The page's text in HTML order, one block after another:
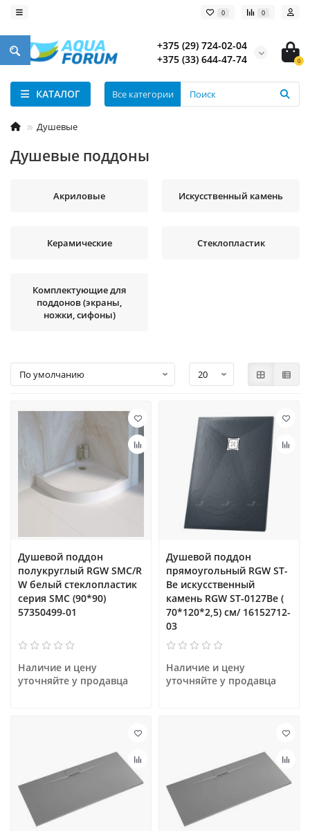
0 0
+375 (29) 724-02-04
+375 (33) 644-47-74
0
КАТАЛОГ Все категории
Душевые
Душевые поддоны
Акриловые Искусственный камень
Керамические Стеклопластик
Комплектующие для
поддонов (экраны,
ножки, сифоны)
Душевой поддон
полукруглый RGW SMC/R
W белый cтеклопластик
cерия SMC (90*90)
57350499-01
Наличие и цену
уточняйте у продавца
Душевой поддон
прямоугольный RGW ST-
Be искусственный
камень RGW ST-0127Be (
70*120*2,5) см/ 16152712-
03
Наличие и цену
уточняйте у продавца